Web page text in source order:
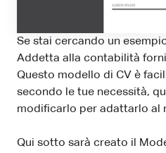
Se stai cercando un
Addetta alla contabilità
Questo modello di CV è
secondo le tue necessità,
modificarlo per adattarlo al
Qui sotto sarà creato il